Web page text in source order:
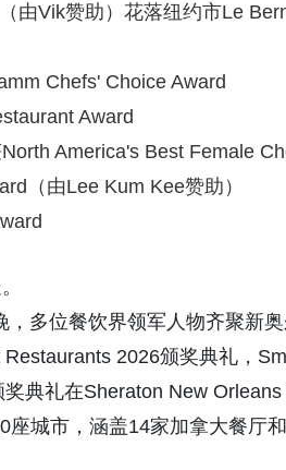
由Vik赞助）花落纽约市Le
Chefs' Choice Award
Award
America's Best Female
（由Lee Kum Kee赞助）
多位餐饮界领军人物齐聚新
2026颁奖典礼，
典礼在Sheraton New
城市，涵盖14家加拿大餐厅